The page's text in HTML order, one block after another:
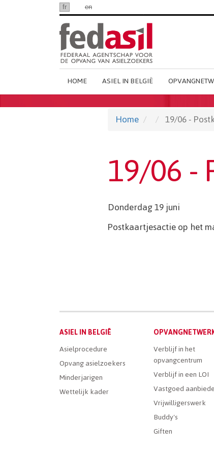
fr en
Main
Dutch
HOME ASIEL IN BELGIË
Home 19/06 -
19/06 -
Donderdag 19 juni
Postkaartjesactie op het
Main
Dutch
Menu
ASIEL IN BELGIË
Asielprocedure
Opvang asielzoekers
Minderjarigen
Wettelijk kader
Verblijf in het
opvangcentrum
Verblijf in een LOI
Vastgoed
Vrijwilligerswerk
Buddy's
Giften